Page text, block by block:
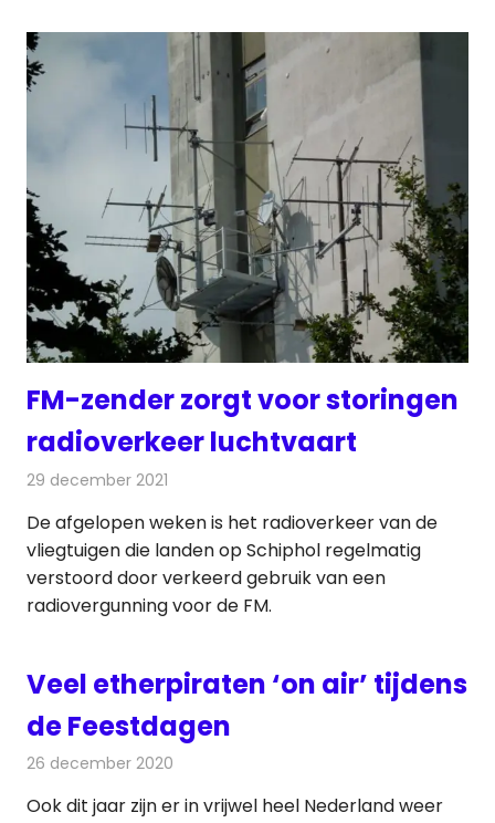
FM-zender zorgt voor storingen
radioverkeer luchtvaart
29 december 2021
De afgelopen weken is het radioverkeer van de
vliegtuigen die landen op Schiphol regelmatig
verstoord door verkeerd gebruik van een
radiovergunning voor de FM.
Veel etherpiraten ‘on air’ tijdens
de Feestdagen
26 december 2020
Ook dit jaar zijn er in vrijwel heel Nederland weer